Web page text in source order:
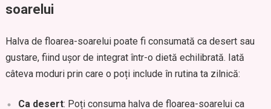
soarelui
Halva de floarea-soarelui poate fi consumată ca desert sau
gustare, fiind ușor de integrat într-o dietă echilibrată. Iată
câteva moduri prin care o poți include în rutina ta zilnică:
Ca desert: Poți consuma halva de floarea-soarelui ca